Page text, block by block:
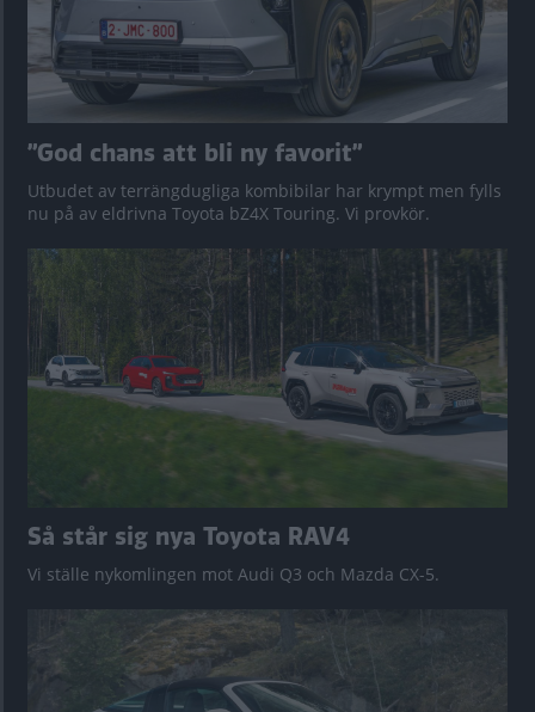
”God chans att bli ny favorit”
Utbudet av terrängdugliga kombibilar har krympt men fylls
nu på av eldrivna Toyota bZ4X Touring. Vi provkör.
Så står sig nya Toyota RAV4
Vi ställe nykomlingen mot Audi Q3 och Mazda CX-5.